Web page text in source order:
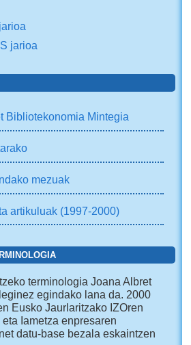
jarioa
Bibliotekonomia Mintegia
mezuak
artikuluak (1997-2000)
terminologia Joana Albret
egindako lana da. 2000
Eusko Jaurlaritzako IZOren
Iametza enpresaren
datu-base bezala eskaintzen